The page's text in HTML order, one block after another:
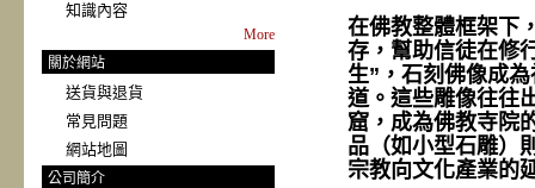
知識內容
More
關於網站
送貨與退貨
常見問題
網站地圖
公司簡介
在佛教整體框架下
存，幫助信徒在修
生”，石刻佛像成
道。這些雕像往往
窟，成為佛教寺院
品（如小型石雕）
宗教向文化產業的